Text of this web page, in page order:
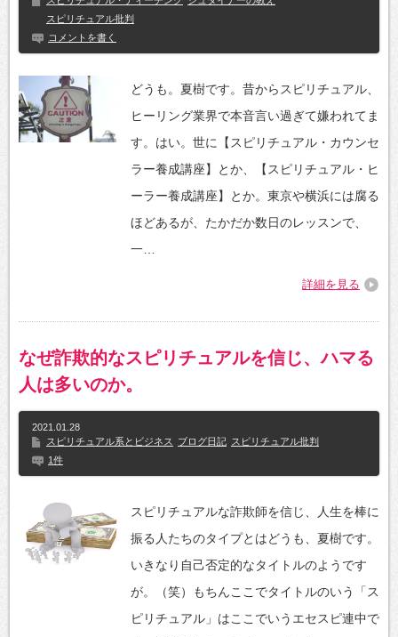
スピリチュアル批判
コメントを書く
どうも。夏樹です。昔からスピリチュアル、
ヒーリング業界で本音言い過ぎて嫌われてま
す。はい。世に【スピリチュアル・カウンセ
ラー養成講座】とか、【スピリチュアル・ヒ
ーラー養成講座】とか。東京や横浜には腐る
ほどあるが、たかだか数日のレッスンで、
一…
詳細を見る
なぜ詐欺的なスピリチュアルを信じ、ハマる
人は多いのか。
2021.01.28
スピリチュアル系とビジネス
ブログ日記 スピリチュアル批判
1件
スピリチュアルな詐欺師を信じ、人生を棒に
振る人たちのタイプとはどうも、夏樹です。
いきなり自己否定的なタイトルのようです
が。（笑）もちんここでタイトルのいう「ス
ピリチュアル」はここでいうエセスピ連中で